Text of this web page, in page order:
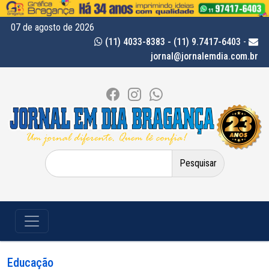
07 de agosto de 2026
(11) 4033-8383 - (11) 9.7417-6403 -
jornal@jornalemdia.com.br
Pesquisar
por:
Educação